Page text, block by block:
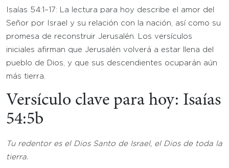
Isaías 54:1–17: La lectura para hoy describe el amor del
Señor por Israel y su relación con la nación, así como su
promesa de reconstruir Jerusalén. Los versículos
iniciales afirman que Jerusalén volverá a estar llena del
pueblo de Dios, y que sus descendientes ocuparán aún
más tierra.
Versículo clave para hoy: Isaías
54:5b
Tu redentor es el Dios Santo de Israel, el Dios de toda la
tierra.